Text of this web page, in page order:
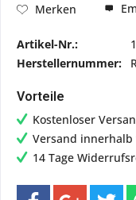
Merken
Artikel-Nr.:
Herstellernummer:
Vorteile
Kostenloser
Versand innerhalb
14 Tage